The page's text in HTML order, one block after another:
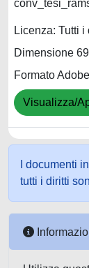
Licenza: Tutti i
Dimensione
Formato
Visualizza/
I documenti
tutti i diritti